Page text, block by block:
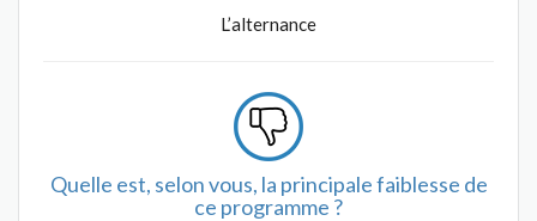
L’alternance
Quelle est, selon vous, la principale faiblesse de
ce programme ?